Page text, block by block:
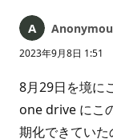
2023年9月8日 1:51
8月29日を境に
one drive にこ
期化できてい